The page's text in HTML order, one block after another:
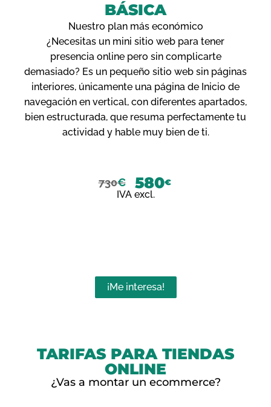
BÁSICA
Nuestro plan más económico
¿Necesitas un mini sitio web para tener
presencia online pero sin complicarte
demasiado? Es un pequeño sitio web sin páginas
interiores, únicamente una página de Inicio de
navegación en vertical, con diferentes apartados,
bien estructurada, que resuma perfectamente tu
actividad y hable muy bien de ti.
730€ 580€
IVA excl.
¡Me interesa!
TARIFAS PARA TIENDAS
ONLINE
¿Vas a montar un ecommerce?